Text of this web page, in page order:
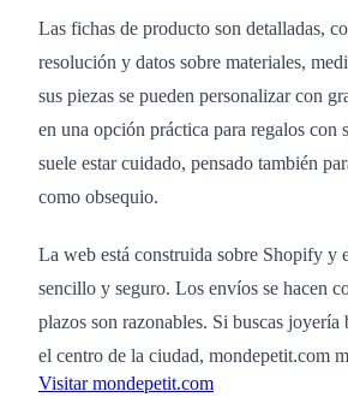
Las fichas de producto son detalladas,
resolución y datos sobre materiales,
sus piezas se pueden personalizar con
en una opción práctica para regalos
suele estar cuidado, pensado también
como obsequio.
La web está construida sobre Shopify y
sencillo y seguro. Los envíos se hacen
plazos son razonables. Si buscas
el centro de la ciudad, mondepetit.com
Visitar mondepetit.com